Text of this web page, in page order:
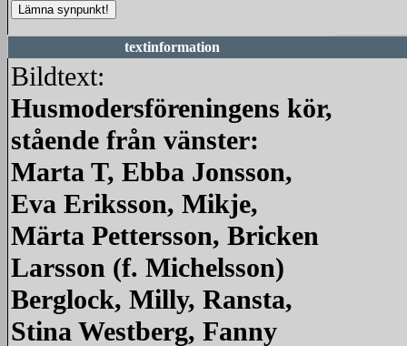
textinformation
Bildtext:
Husmodersföreningens kör,
stående från vänster:
Marta T, Ebba Jonsson,
Eva Eriksson, Mikje,
Märta Pettersson, Bricken
Larsson (f. Michelsson)
Berglock, Milly, Ransta,
Stina Westberg, Fanny